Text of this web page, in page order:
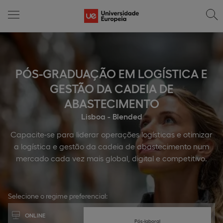
PÓS-GRADUAÇÃO EM LOGÍSTICA E
GESTÃO DA CADEIA DE
ABASTECIMENTO
Lisboa - Blended
Capacite-se para liderar operações logísticas e otimizar
a logística e gestão da cadeia de abastecimento num
mercado cada vez mais global, digital e competitivo.
Selecione o regime preferencial:
ONLINE
Pós-laboral